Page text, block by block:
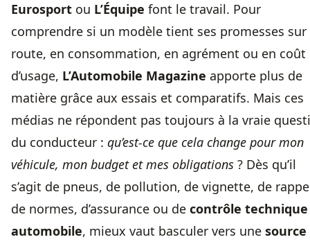
Eurosport ou L’Équipe font le travail. Pour
comprendre si un modèle tient ses promesses sur
route, en consommation, en agrément ou en coût
d’usage, L’Automobile Magazine apporte plus de
matière grâce aux essais et comparatifs. Mais ces
médias ne répondent pas toujours à la vraie
du conducteur : qu’est-ce que cela change pour mon
véhicule, mon budget et mes obligations ? Dès qu’il
s’agit de pneus, de pollution, de vignette, de
de normes, d’assurance ou de contrôle technique
automobile, mieux vaut basculer vers une source